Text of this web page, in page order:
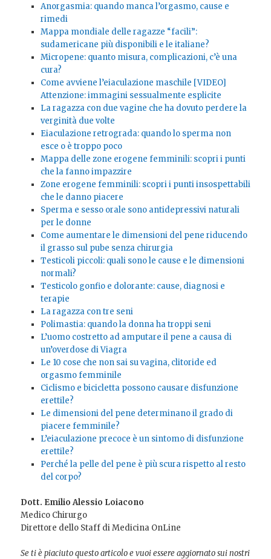
Anorgasmia: quando manca l’orgasmo, cause e
rimedi
Mappa mondiale delle ragazze “facili”:
sudamericane più disponibili e le italiane?
Micropene: quanto misura, complicazioni, c’è una
cura?
Come avviene l’eiaculazione maschile [VIDEO]
Attenzione: immagini sessualmente esplicite
La ragazza con due vagine che ha dovuto perdere la
verginità due volte
Eiaculazione retrograda: quando lo sperma non
esce o è troppo poco
Mappa delle zone erogene femminili: scopri i punti
che la fanno impazzire
Zone erogene femminili: scopri i punti insospettabili
che le danno piacere
Sperma e sesso orale sono antidepressivi naturali
per le donne
Come aumentare le dimensioni del pene riducendo
il grasso sul pube senza chirurgia
Testicoli piccoli: quali sono le cause e le dimensioni
normali?
Testicolo gonfio e dolorante: cause, diagnosi e
terapie
La ragazza con tre seni
Polimastia: quando la donna ha troppi seni
L’uomo costretto ad amputare il pene a causa di
un’overdose di Viagra
Le 10 cose che non sai su vagina, clitoride ed
orgasmo femminile
Ciclismo e bicicletta possono causare disfunzione
erettile?
Le dimensioni del pene determinano il grado di
piacere femminile?
L’eiaculazione precoce è un sintomo di disfunzione
erettile?
Perché la pelle del pene è più scura rispetto al resto
del corpo?
Dott. Emilio Alessio Loiacono
Medico Chirurgo
Direttore dello Staff di Medicina OnLine
Se ti è piaciuto questo articolo e vuoi essere aggiornato sui nostri